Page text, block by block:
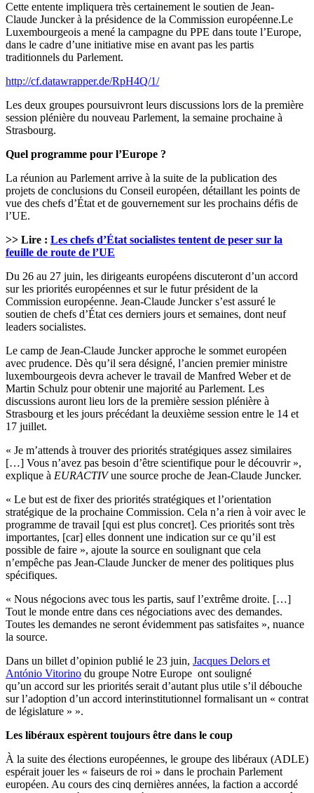
Cette entente impliquera très certainement le soutien de Jean-
Claude Juncker à la présidence de la Commission européenne.Le
Luxembourgeois a mené la campagne du PPE dans toute l’Europe,
dans le cadre d’une initiative mise en avant pas les partis
traditionnels du Parlement.
http://cf.datawrapper.de/RpH4Q/1/
Les deux groupes poursuivront leurs discussions lors de la première
session plénière du nouveau Parlement, la semaine prochaine à
Strasbourg.
Quel programme pour l’Europe ?
La réunion au Parlement arrive à la suite de la publication des
projets de conclusions du Conseil européen, détaillant les points de
vue des chefs d’État et de gouvernement sur les prochains défis de
l’UE.
>> Lire : Les chefs d’État socialistes tentent de peser sur la
feuille de route de l’UE
Du 26 au 27 juin, les dirigeants européens discuteront d’un accord
sur les priorités européennes et sur le futur président de la
Commission européenne. Jean-Claude Juncker s’est assuré le
soutien de chefs d’État ces derniers jours et semaines, dont neuf
leaders socialistes.
Le camp de Jean-Claude Juncker approche le sommet européen
avec prudence. Dès qu’il sera désigné, l’ancien premier ministre
luxembourgeois devra achever le travail de Manfred Weber et de
Martin Schulz pour obtenir une majorité au Parlement. Les
discussions auront lieu lors de la première session plénière à
Strasbourg et les jours précédant la deuxième session entre le 14 et
17 juillet.
« Je m’attends à trouver des priorités stratégiques assez similaires
[…] Vous n’avez pas besoin d’être scientifique pour le découvrir »,
explique à EURACTIVune source proche de Jean-Claude Juncker.
« Le but est de fixer des priorités stratégiques et l’orientation
stratégique de la prochaine Commission. Cela n’a rien à voir avec le
programme de travail [qui est plus concret]. Ces priorités sont très
importantes, [car] elles donnent une indication sur ce qu’il est
possible de faire », ajoute la source en soulignant que cela
n’empêche pas Jean-Claude Juncker de mener des politiques plus
spécifiques.
« Nous négocions avec tous les partis, sauf l’extrême droite. […]
Tout le monde entre dans ces négociations avec des demandes.
Toutes les demandes ne seront évidemment pas satisfaites », nuance
la source.
Dans un billet d’opinion publié le 23 juin, Jacques Delors et
António Vitorino du groupe Notre Europe ont souligné
qu’un accord sur les priorités serait d’autant plus utile s’il débouche
sur l’adoption d’un accord interinstitutionnel formalisant un « contrat
de législature » ».
Les libéraux espèrent toujours être dans le coup
À la suite des élections européennes, le groupe des libéraux (ADLE)
espérait jouer les « faiseurs de roi » dans le prochain Parlement
européen. Au cours des cinq dernières années, la faction a accordé